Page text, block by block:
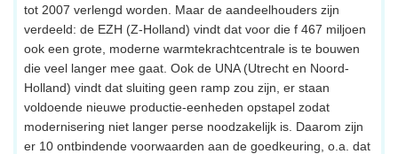
tot 2007 verlengd worden. Maar de aandeelhouders zijn
verdeeld: de EZH (Z-Holland) vindt dat voor die f 467 miljoen
ook een grote, moderne warmtekrachtcentrale is te bouwen
die veel langer mee gaat. Ook de UNA (Utrecht en Noord-
Holland) vindt dat sluiting geen ramp zou zijn, er staan
voldoende nieuwe productie-eenheden opstapel zodat
modernisering niet langer perse noodzakelijk is. Daarom zijn
er 10 ontbindende voorwaarden aan de goedkeuring, o.a. dat